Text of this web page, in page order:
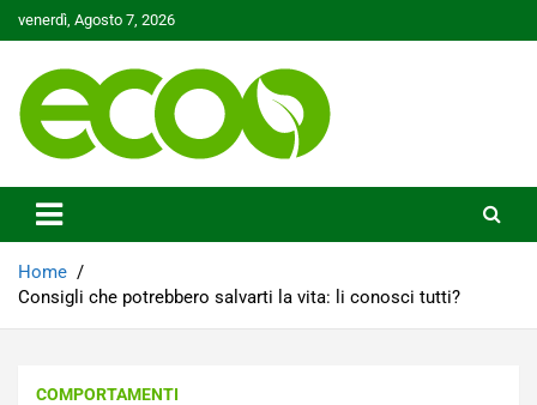
to
venerdì, Agosto 7, 2026
Ecoo.it
Home
Consigli che potrebbero salvarti la vita: li conosci tutti?
COMPORTAMENTI